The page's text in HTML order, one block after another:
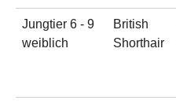
Jungtier 6 - 9
weiblich
British
Shorthair